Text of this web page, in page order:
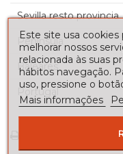
Sevilla resto provincia
Península
Baleares
Portugal
Add to
Este site usa cookies
melhorar nossos
relacionada às suas
hábitos navegação.
uso, pressione o
Mais informações